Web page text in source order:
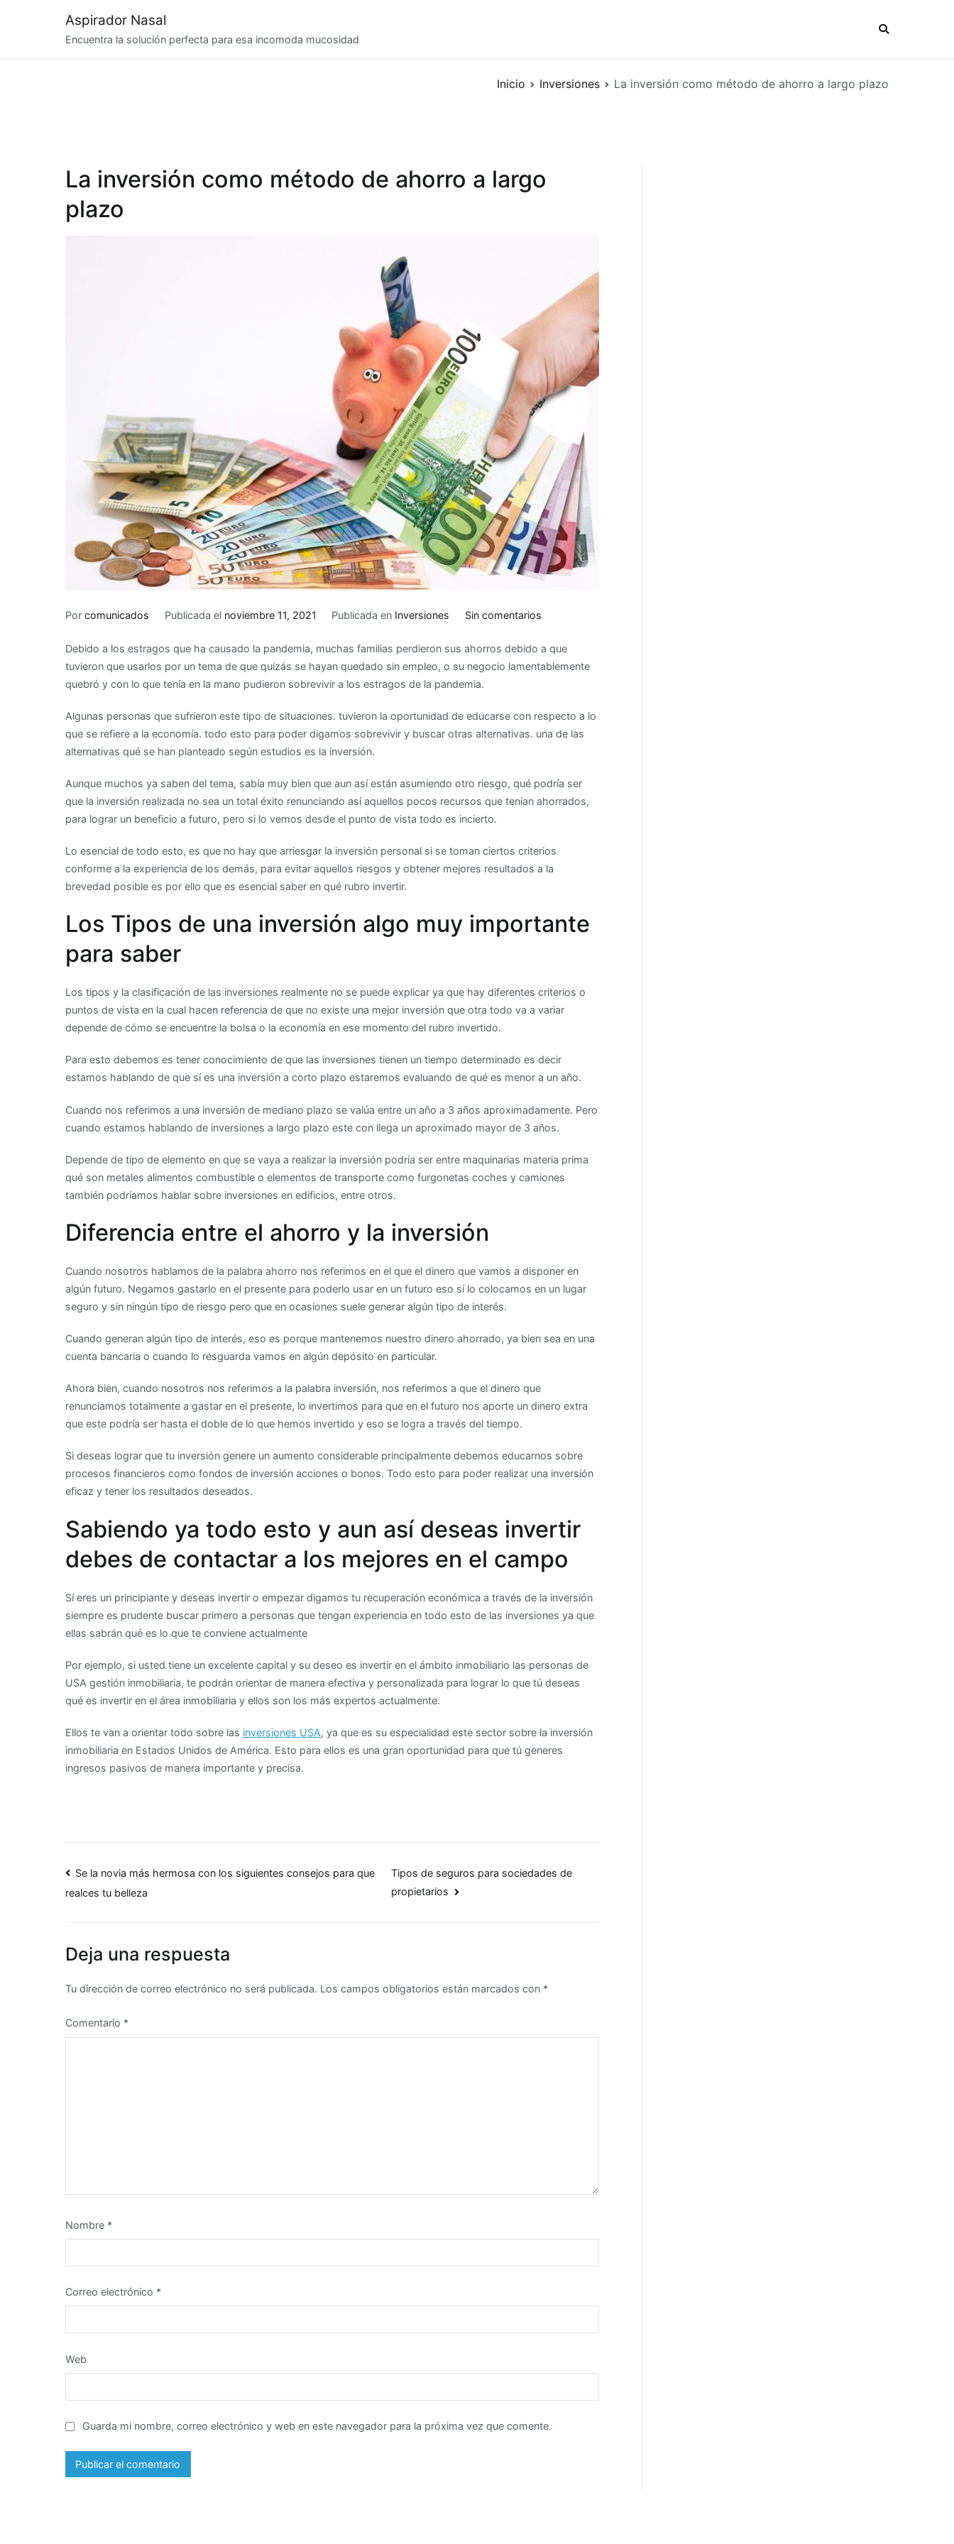
Aspirador Nasal
Encuentra la solución perfecta para esa incomoda mucosidad
Inicio Inversiones La inversión como método de ahorro a largo plazo
La inversión como método de ahorro a largo
plazo
Por comunicados Publicada el noviembre 11, 2021 Publicada en Inversiones Sin comentariosen
inversión
como
ahorro
a
Debido a los estragos que ha causado la pandemia, muchas familias perdieron sus ahorros debido a que
tuvieron que usarlos por un tema de que quizás se hayan quedado sin empleo, o su negocio lamentablemente
quebró y con lo que tenía en la mano pudieron sobrevivir a los estragos de la pandemia.
Algunas personas que sufrieron este tipo de situaciones. tuvieron la oportunidad de educarse con respecto a lo
que se refiere a la economía. todo esto para poder digamos sobrevivir y buscar otras alternativas. una de las
alternativas qué se han planteado según estudios es la inversión.
Aunque muchos ya saben del tema, sabía muy bien que aun así están asumiendo otro riesgo, qué podría ser
que la inversión realizada no sea un total éxito renunciando así aquellos pocos recursos que tenían ahorrados,
para lograr un beneficio a futuro, pero si lo vemos desde el punto de vista todo es incierto.
Lo esencial de todo esto, es que no hay que arriesgar la inversión personal si se toman ciertos criterios
conforme a la experiencia de los demás, para evitar aquellos riesgos y obtener mejores resultados a la
brevedad posible es por ello que es esencial saber en qué rubro invertir.
Los Tipos de una inversión algo muy importante
para saber
Los tipos y la clasificación de las inversiones realmente no se puede explicar ya que hay diferentes criterios o
puntos de vista en la cual hacen referencia de que no existe una mejor inversión que otra todo va a variar
depende de cómo se encuentre la bolsa o la economía en ese momento del rubro invertido.
Para esto debemos es tener conocimiento de que las inversiones tienen un tiempo determinado es decir
estamos hablando de que sí es una inversión a corto plazo estaremos evaluando de qué es menor a un año.
Cuando nos referimos a una inversión de mediano plazo se valúa entre un año a 3 años aproximadamente. Pero
cuando estamos hablando de inversiones a largo plazo este con llega un aproximado mayor de 3 años.
Depende de tipo de elemento en que se vaya a realizar la inversión podría ser entre maquinarias materia prima
qué son metales alimentos combustible o elementos de transporte como furgonetas coches y camiones
también podríamos hablar sobre inversiones en edificios, entre otros.
Diferencia entre el ahorro y la inversión
Cuando nosotros hablamos de la palabra ahorro nos referimos en el que el dinero que vamos a disponer en
algún futuro. Negamos gastarlo en el presente para poderlo usar en un futuro eso sí lo colocamos en un lugar
seguro y sin ningún tipo de riesgo pero que en ocasiones suele generar algún tipo de interés.
Cuando generan algún tipo de interés, eso es porque mantenemos nuestro dinero ahorrado, ya bien sea en una
cuenta bancaria o cuando lo resguarda vamos en algún depósito en particular.
Ahora bien, cuando nosotros nos referimos a la palabra inversión, nos referimos a que el dinero que
renunciamos totalmente a gastar en el presente, lo invertimos para que en el futuro nos aporte un dinero extra
que este podría ser hasta el doble de lo que hemos invertido y eso se logra a través del tiempo.
Si deseas lograr que tu inversión genere un aumento considerable principalmente debemos educarnos sobre
procesos financieros como fondos de inversión acciones o bonos. Todo esto para poder realizar una inversión
eficaz y tener los resultados deseados.
Sabiendo ya todo esto y aun así deseas invertir
debes de contactar a los mejores en el campo
Sí eres un principiante y deseas invertir o empezar digamos tu recuperación económica a través de la inversión
siempre es prudente buscar primero a personas que tengan experiencia en todo esto de las inversiones ya que
ellas sabrán qué es lo que te conviene actualmente
Por ejemplo, si usted tiene un excelente capital y su deseo es invertir en el ámbito inmobiliario las personas de
USA gestión inmobiliaria, te podrán orientar de manera efectiva y personalizada para lograr lo que tú deseas
qué es invertir en el área inmobiliaria y ellos son los más expertos actualmente.
Ellos te van a orientar todo sobre las inversiones USA, ya que es su especialidad este sector sobre la inversión
inmobiliaria en Estados Unidos de América. Esto para ellos es una gran oportunidad para que tú generes
ingresos pasivos de manera importante y precisa.
Navegación
de
Se la novia más hermosa con los siguientes consejos para que
realces tu belleza
Tipos de seguros para sociedades de
propietarios
Deja una respuesta
Tu dirección de correo electrónico no será publicada. Los campos obligatorios están marcados con *
Comentario *
Nombre *
Correo electrónico *
Web
Guarda mi nombre, correo electrónico y web en este navegador para la próxima vez que comente.